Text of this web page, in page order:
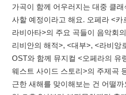
가곡이 함께 어우러지는 대중 클
사할 예정이라고 해요. 오페라 <카
라비아타>의 주요 곡들이 음악회
리비안의 해적>, <대부>, <라비앙
OST와 함께 뮤지컬 <오페라의 유
웨스트 사이드 스토리>의 주제곡
근한 새해를 맞이해보는 건 어떨